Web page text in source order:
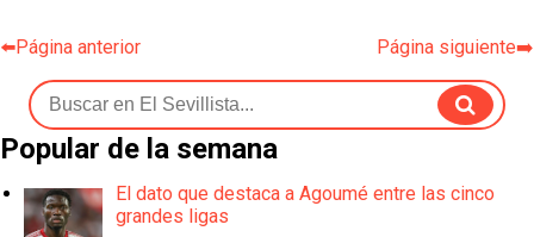
⬅️Página anterior Página siguiente➡️
Popular de la semana
El dato que destaca a Agoumé entre las cinco
grandes ligas